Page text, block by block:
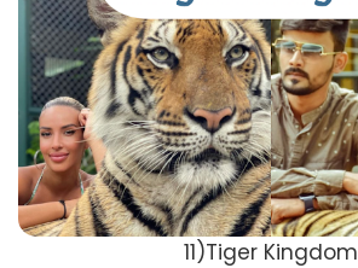
11)Tiger Kingdom